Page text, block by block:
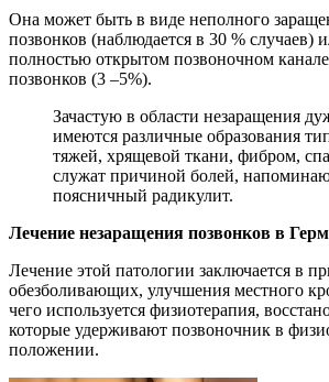
Она может быть в виде неполного
позвонков (наблюдается в 30 % случаев)
полностью открытом позвоночном
позвонков (3 –5%).
Зачастую в области незаращения
имеются различные образования
тяжей, хрящевой ткани, фибром,
служат причиной болей,
поясничный радикулит.
Лечение незаращения позвонков в
Лечение этой патологии заключается в
обезболивающих, улучшения местного
чего используется физиотерапия,
которые удерживают позвоночник в
положении.